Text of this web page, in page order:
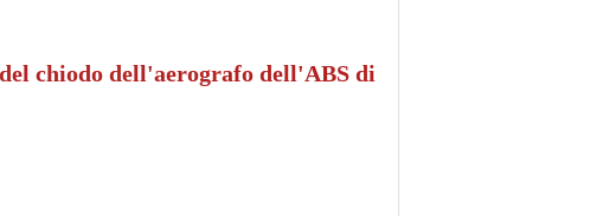
chiodo dell'aerografo dell'ABS di